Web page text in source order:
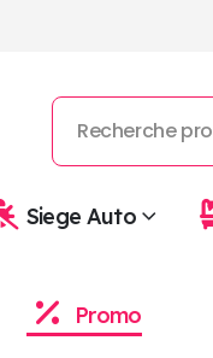
Siege Auto
Promo